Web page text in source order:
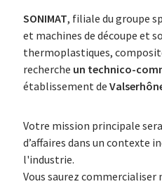
SONIMAT, filiale du groupe
et machines de découpe et
thermoplastiques,
recherche un technico-
établissement de
Votre mission principale
d’affaires dans un contexte
l'industrie.
Vous saurez